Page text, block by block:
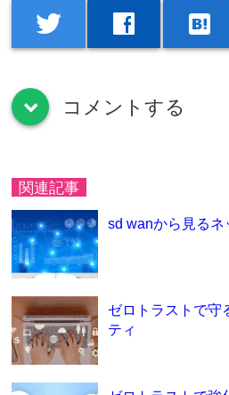
twitter facebook hatenabookmark
down コメントする
関連記事
sd wanから見る
ゼロトラストで守
ティ